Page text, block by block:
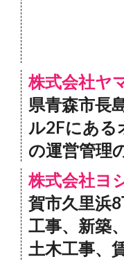
株式会社ヤ
県青森市長
ル2Fにある
の運営管理
株式会社ヨ
賀市久里浜
工事、新築
土木工事、